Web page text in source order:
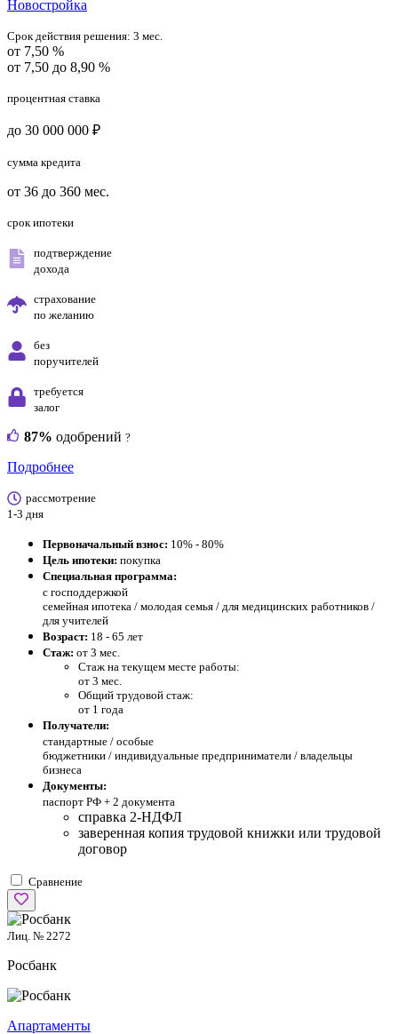
Новостройка
Срок действия решения: 3 мес.
от 7,50 %
от 7,50 до 8,90 %
процентная ставка
до 30 000 000 ₽
сумма кредита
от 36 до 360 мес.
срок ипотеки
подтверждение
дохода
страхование
по желанию
без
поручителей
требуется
залог
87% одобрений ?
Подробнее
рассмотрение
1-3 дня
Первоначальный взнос: 10% - 80%
Цель ипотеки: покупка
Специальная программа:
с господдержкой
семейная ипотека / молодая семья / для медицинских работников /
для учителей
Возраст: 18 - 65 лет
Стаж: от 3 мес.
Стаж на текущем месте работы:
от 3 мес.
Общий трудовой стаж:
от 1 года
Получатели:
стандартные / особые
бюджетники / индивидуальные предприниматели / владельцы
бизнеса
Документы:
паспорт РФ + 2 документа
справка 2-НДФЛ
заверенная копия трудовой книжки или трудовой
договор
Сравнение
Лиц. № 2272
Росбанк
Апартаменты